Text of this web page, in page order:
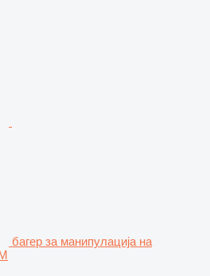
багер за манипулација на